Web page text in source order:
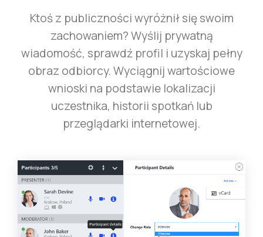
Ktoś z publiczności wyróżnił się swoim
zachowaniem? Wyślij prywatną
wiadomość, sprawdź profil i uzyskaj pełny
obraz odbiorcy. Wyciągnij wartościowe
wnioski na podstawie lokalizacji
uczestnika, historii spotkań lub
przeglądarki internetowej.